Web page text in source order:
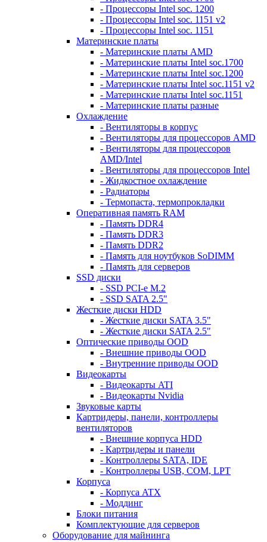
- Процессоры Intel soc. 1200
- Процессоры Intel soc. 1151 v2
- Процессоры Intel soc. 1151
Материнские платы
- Материнские платы AMD
- Материнские платы Intel soc.1700
- Материнские платы Intel soc.1200
- Материнские платы Intel soc.1151 v2
- Материнские платы Intel soc.1151
- Материнские платы разные
Охлаждение
- Вентиляторы в корпус
- Вентиляторы для процессоров AMD
- Вентиляторы для процессоров
AMD/Intel
- Вентиляторы для процессоров Intel
- Жидкостное охлаждение
- Радиаторы
- Термопаста, термопрокладки
Оперативная память RAM
- Память DDR4
- Память DDR3
- Память DDR2
- Память для ноутбуков SoDIMM
- Память для серверов
SSD диски
- SSD PCI-e M.2
- SSD SATA 2.5"
Жесткие диски HDD
- Жесткие диски SATA 3.5"
- Жесткие диски SATA 2.5"
Оптические приводы OOD
- Внешние приводы OOD
- Внутренние приводы OOD
Видеокарты
- Видеокарты ATI
- Видеокарты Nvidia
Звуковые карты
Картридеры, панели, контроллеры
вентиляторов
- Внешние корпуса HDD
- Картридеры и панели
- Контроллеры SATA, IDE
- Контроллеры USB, COM, LPT
Корпуса
- Корпуса ATX
- Моддинг
Блоки питания
Комплектующие для серверов
Оборудование для майнинга